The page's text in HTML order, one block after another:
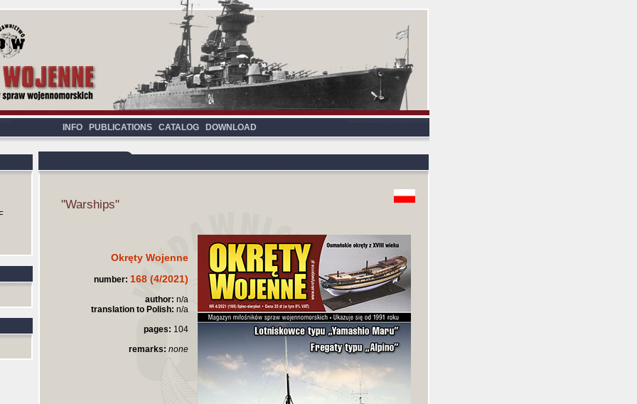
INFO PUBLICATIONS CATALOG DOWNLOAD
"Warships"
Okręty Wojenne
number: 168 (4/2021)
author: n/a
translation to Polish: n/a
pages: 104
remarks: none